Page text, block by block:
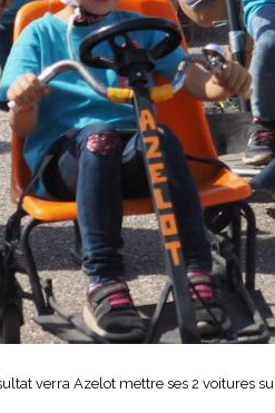
verra Azelot mettre ses 2 voitures